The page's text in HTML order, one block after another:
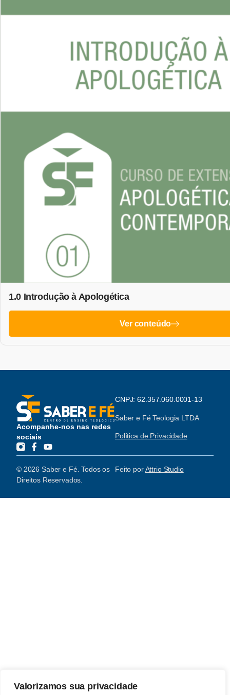
Valorizamos sua privacidade
1.0 Introdução à Apologética
Ver conteúdo
Acompanhe-nos nas redes
sociais
CNPJ: 62.357.060.0001-13
Saber e Fé Teologia LTDA
Política de Privacidade
© 2026 Saber e Fé. Todos os
Direitos Reservados.
Feito porAttrio Studio